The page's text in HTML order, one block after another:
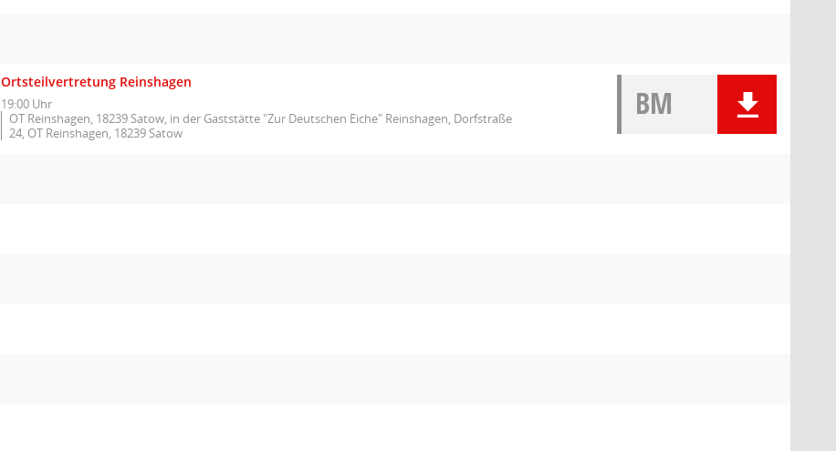
Ortsteilvertretung Reinshagen
19:00 Uhr
OT Reinshagen, 18239 Satow, in der Gaststätte "Zur Deutschen Eiche" Reinshagen, Dorfstraße
24, OT Reinshagen, 18239 Satow
BM